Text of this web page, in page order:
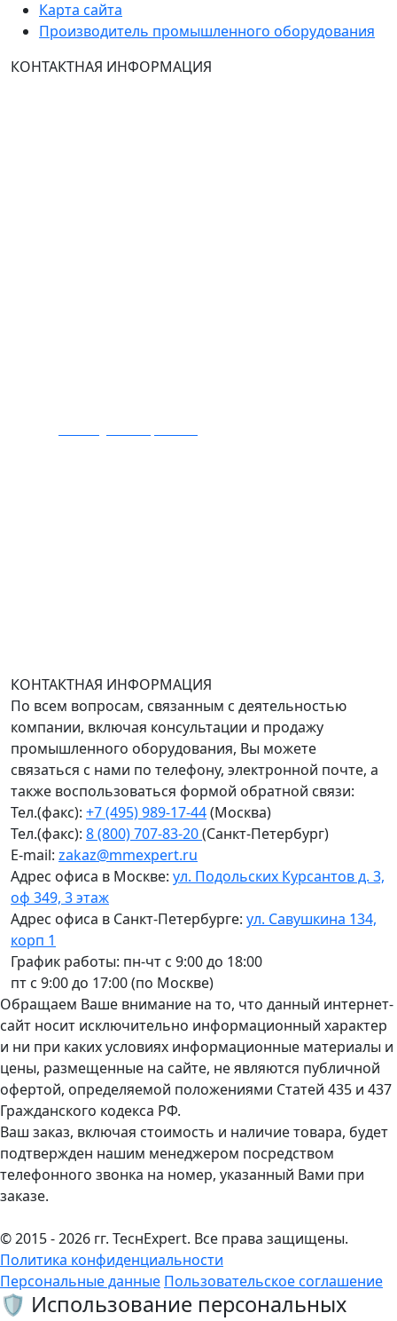
Карта сайта
Производитель промышленного оборудования
КОНТАКТНАЯ ИНФОРМАЦИЯ
КОНТАКТНАЯ ИНФОРМАЦИЯ
По всем вопросам, связанным с деятельностью
компании, включая консультации и продажу
промышленного оборудования, Вы можете
связаться с нами по телефону, электронной почте, а
также воспользоваться формой обратной связи:
Тел.(факс): +7 (495) 989-17-44(Москва)
Тел.(факс): 8 (800) 707-83-20(Санкт-Петербург)
E-mail: zakaz@mmexpert.ru
Адрес офиса в Москве: ул. Подольских Курсантов д. 3,
оф 349, 3 этаж
Адрес офиса в Санкт-Петербурге: ул. Савушкина 134,
корп 1
График работы: пн-чт с 9:00 до 18:00
пт с 9:00 до 17:00 (по Москве)
Обращаем Ваше внимание на то, что данный интернет-
сайт носит исключительно информационный характер
и ни при каких условиях информационные материалы и
цены, размещенные на сайте, не являются публичной
офертой, определяемой положениями Статей 435 и 437
Гражданского кодекса РФ.
Ваш заказ, включая стоимость и наличие товара, будет
подтвержден нашим менеджером посредством
телефонного звонка на номер, указанный Вами при
заказе.
© 2015 - 2026 гг. ТеcнExpert. Все права защищены.
Политика конфиденциальности
Персональные данные Пользовательское соглашение
🛡️ Использование персональных